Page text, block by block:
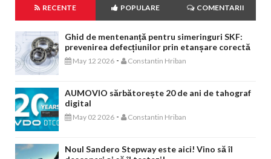
RECENTE POPULARE COMENTARII
Ghid de mentenanță pentru simeringuri SKF:
prevenirea defecțiunilor prin etanșare corectă
May 12 2026 - Constantin Hriban
AUMOVIO sărbătorește 20 de ani de tahograf
digital
May 02 2026 - Constantin Hriban
Noul Sandero Stepway este aici! Vino să îl